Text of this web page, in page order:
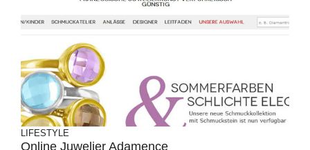
LIFESTYLE
Online Juwelier Adamence